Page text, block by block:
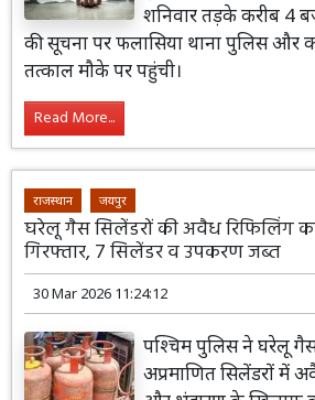
शनिवार तड़के करीब 4
की सूचना पर फलासिया थाना पुलिस और
तत्काल मौके पर पहुंची।
Read More...
राजस्थान जयपुर
घरेलू गैस सिलेंडरों की अवैध रिफिलिंग
गिरफ्तार, 7 सिलेंडर व उपकरण जब्त
30 Mar 2026 11:24:12
पश्चिम पुलिस ने घरेलू
अप्रमाणित सिलेंडरों में